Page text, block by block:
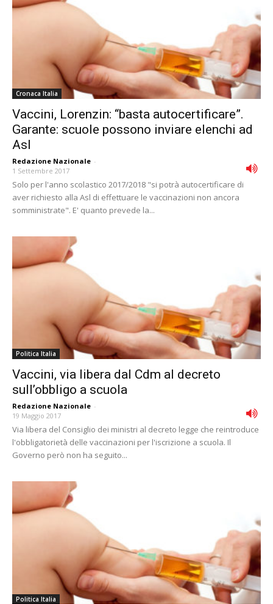
Cronaca Italia
Vaccini, Lorenzin: “basta autocertificare”.
Garante: scuole possono inviare elenchi ad
Asl
Redazione Nazionale -
1 Settembre 2017
Solo per l'anno scolastico 2017/2018 "si potrà autocertificare di
aver richiesto alla Asl di effettuare le vaccinazioni non ancora
somministrate". E' quanto prevede la...
Politica Italia
Vaccini, via libera dal Cdm al decreto
sull’obbligo a scuola
Redazione Nazionale -
19 Maggio 2017
Via libera del Consiglio dei ministri al decreto legge che reintroduce
l'obbligatorietà delle vaccinazioni per l'iscrizione a scuola. Il
Governo però non ha seguito...
Politica Italia